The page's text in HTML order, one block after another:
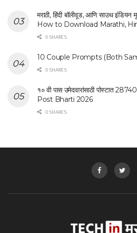
मराठी, हिंदी बॉलीवूड, आणि साउथ इंडियन
How to Download Marathi,
0 SHARES
10 Couple Prompts (Both
0 SHARES
१० वी पास उमेदवारांसाठी पोस्टात
Post Bharti 2026
0 SHARES